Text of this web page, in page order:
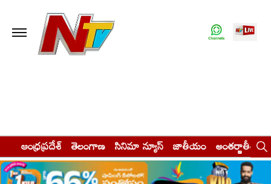
ఆంధ్రప్రదేశ్ తెలంగాణ సినిమా న్యూస్ జాతీయం అంతర్జాతీయం